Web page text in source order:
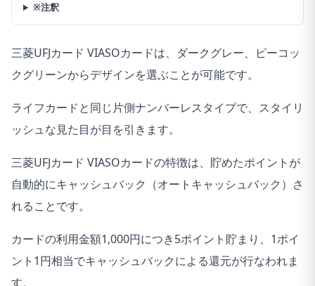
※注釈
三菱UFJカード VIASOカードは、ダークグレー、ピーコッ
クグリーンからデザインを選ぶことが可能です。
ライフカードと同じ片側ナンバーレスタイプで、スタイリ
ッシュな見た目が目を引きます。
三菱UFJカード VIASOカードの特徴は、貯めたポイントが
自動的にキャッシュバック（オートキャッシュバック）さ
れることです。
カードの利用金額1,000円につき5ポイント貯まり、1ポイ
ント1円相当でキャッシュバックによる還元が行なわれま
す。